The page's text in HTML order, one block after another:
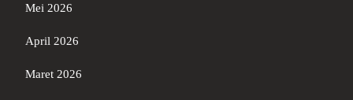
Mei 2026
April 2026
Maret 2026